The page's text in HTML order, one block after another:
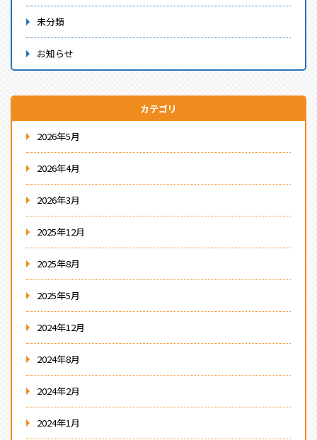
未分類
お知らせ
カテゴリ
2026年5月
2026年4月
2026年3月
2025年12月
2025年8月
2025年5月
2024年12月
2024年8月
2024年2月
2024年1月